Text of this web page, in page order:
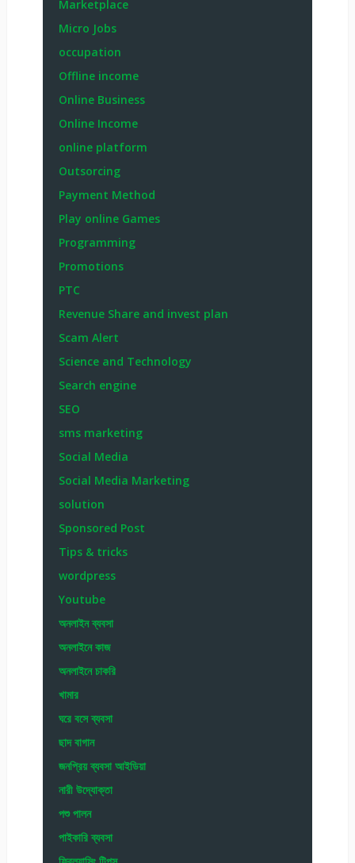
Marketplace
Micro Jobs
occupation
Offline income
Online Business
Online Income
online platform
Outsorcing
Payment Method
Play online Games
Programming
Promotions
PTC
Revenue Share and invest plan
Scam Alert
Science and Technology
Search engine
SEO
sms marketing
Social Media
Social Media Marketing
solution
Sponsored Post
Tips & tricks
wordpress
Youtube
অনলাইন ব্যবসা
অনলাইনে কাজ
অনলাইনে চাকরি
খামার
ঘরে বসে ব্যবসা
ছাদ বাগান
জনপ্রিয় ব্যবসা আইডিয়া
নারী উদ্যোক্তা
পশু পালন
পাইকারি ব্যবসা